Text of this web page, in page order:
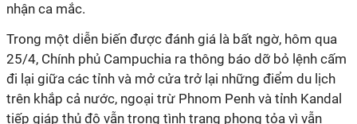
nhận ca mắc.
Trong một diễn biến được đánh giá là bất ngờ, hôm qua
25/4, Chính phủ Campuchia ra thông báo dỡ bỏ lệnh cấm
đi lại giữa các tỉnh và mở cửa trở lại những điểm du lịch
trên khắp cả nước, ngoại trừ Phnom Penh và tỉnh Kandal
tiếp giáp thủ đô vẫn trong tình trạng phong tỏa vì vẫn